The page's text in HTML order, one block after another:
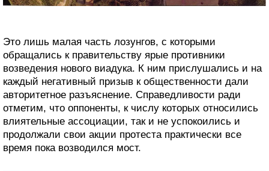
Это лишь малая часть лозунгов, с которыми
обращались к правительству ярые противники
возведения нового виадука. К ним прислушались и на
каждый негативный призыв к общественности дали
авторитетное разъяснение. Справедливости ради
отметим, что оппоненты, к числу которых относились
влиятельные ассоциации, так и не успокоились и
продолжали свои акции протеста практически все
время пока возводился мост.